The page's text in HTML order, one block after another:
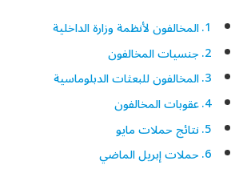
المخالفون لأنظمة وزارة الداخلية
جنسيات المخالفون
المخالفون للبعثات الدبلوماسية
عقوبات المخالفون
نتائج حملات مايو
حملات إبريل الماضي